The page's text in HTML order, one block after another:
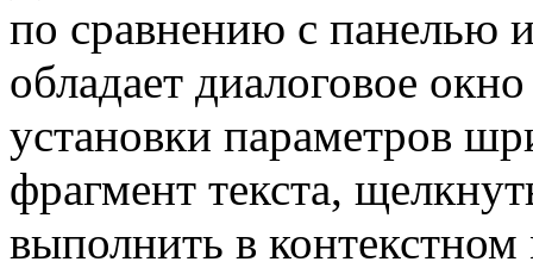
по сравнению с панелью
обладает диалоговое
установки параметров
фрагмент текста,
выполнить в